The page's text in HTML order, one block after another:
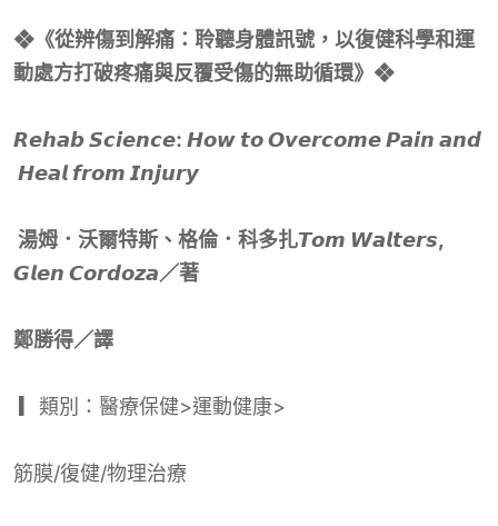
❖ 《從辨傷到解痛：聆聽身體訊號，以復健科學和運
動處方打破疼痛與反覆受傷的無助循環》 ❖
𝙍𝙚𝙝𝙖𝙗 𝙎𝙘𝙞𝙚𝙣𝙘𝙚: 𝙃𝙤𝙬 𝙩𝙤𝙊𝙫𝙚𝙧𝙘𝙤𝙢𝙚𝙋𝙖𝙞𝙣 𝙖𝙣𝙙
𝙃𝙚𝙖𝙡 𝙛𝙧𝙤𝙢 𝙄𝙣𝙟𝙪𝙧𝙮
湯姆．沃爾特斯、格倫．科多扎𝙏𝙤𝙢 𝙒𝙖𝙡𝙩𝙚𝙧𝙨,
𝙂𝙡𝙚𝙣 𝘾𝙤𝙧𝙙𝙤𝙯𝙖／著
鄭勝得／譯
▎類別：醫療保健>運動健康>
筋膜/復健/物理治療